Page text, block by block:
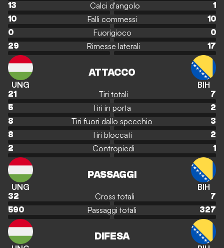
13
Calci d'angolo
1
10
Falli commessi
10
0
Fuorigioco
0
29
Rimesse laterali 17
UNG
ATTACCO
BIH
21 Tiri totali
7
5
Tiri in porta
2
8
Tiri fuori dallo specchio
3
8
Tiri bloccati
2
2
Contropiedi 1
UNG
PASSAGGI
BIH
32 Cross totali
7
590
Passaggi totali 327
DIFESA